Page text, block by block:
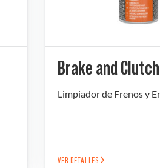
Brake and
Limpiador de Frenos y
VER DETALLES